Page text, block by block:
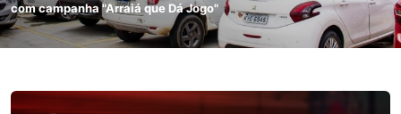
com campanha "Arraiá que Dá Jogo"